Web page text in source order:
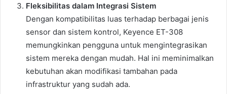
Fleksibilitas dalam Integrasi Sistem
Dengan kompatibilitas luas terhadap berbagai jenis
sensor dan sistem kontrol, Keyence ET-308
memungkinkan pengguna untuk mengintegrasikan
sistem mereka dengan mudah. Hal ini meminimalkan
kebutuhan akan modifikasi tambahan pada
infrastruktur yang sudah ada.